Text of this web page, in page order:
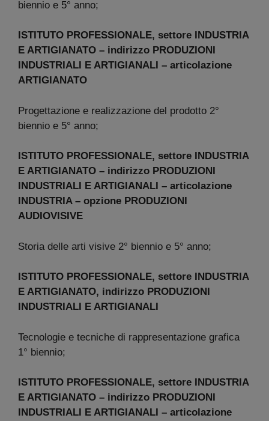
biennio e 5° anno;
ISTITUTO PROFESSIONALE, settore INDUSTRIA
E ARTIGIANATO – indirizzo PRODUZIONI
INDUSTRIALI E ARTIGIANALI – articolazione
ARTIGIANATO
Progettazione e realizzazione del prodotto 2°
biennio e 5° anno;
ISTITUTO PROFESSIONALE, settore INDUSTRIA
E ARTIGIANATO – indirizzo PRODUZIONI
INDUSTRIALI E ARTIGIANALI – articolazione
INDUSTRIA – opzione PRODUZIONI
AUDIOVISIVE
Storia delle arti visive 2° biennio e 5° anno;
ISTITUTO PROFESSIONALE, settore INDUSTRIA
E ARTIGIANATO, indirizzo PRODUZIONI
INDUSTRIALI E ARTIGIANALI
Tecnologie e tecniche di rappresentazione grafica
1° biennio;
ISTITUTO PROFESSIONALE, settore INDUSTRIA
E ARTIGIANATO – indirizzo PRODUZIONI
INDUSTRIALI E ARTIGIANALI – articolazione